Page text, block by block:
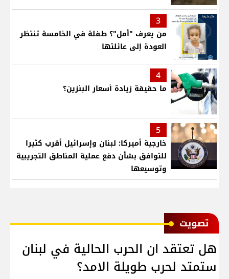
3
من يعرف "أمل"؟ طفلة في الخامسة تنتظر
العودة إلى عائلتها
4
ما حقيقة زيادة أسعار البنزين؟
5
خارجية أميركا: لبنان وإسرائيل أقرب كثيرا
للتوافق بشأن دفع عملية المناطق التجريبية
وتوسيعها
ﺗﺼﻮﻳﺖ
هل تعتقد ان الحرب الحالية في لبنان
ستمتد لحرب طويلة الامد؟